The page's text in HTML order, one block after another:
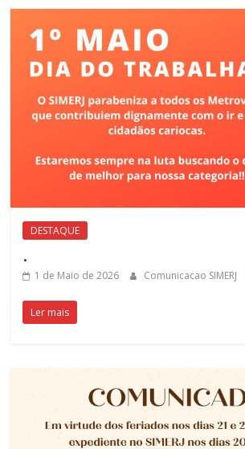
DESTAQUE
.
1 de Maio de 2026 Comunicacao SIMERJ
Ler mais